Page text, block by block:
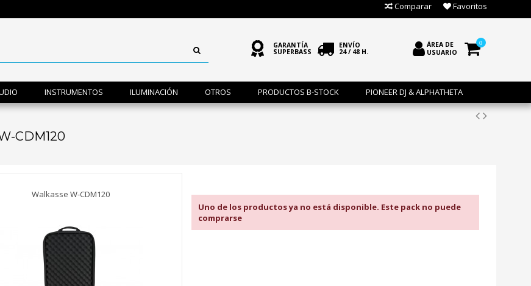
Comparar Favoritos
GARANTÍA
SUPERBASS
ENVÍO
24 / 48 H.
ÁREA DE
USUARIO
0
INSTRUMENTOS ILUMINACIÓN OTROS PRODUCTOS B-STOCK PIONEER DJ & ALPHATHETA
CDM120
Walkasse W-CDM120
Uno de los productos ya no está disponible. Este pack no puede
comprarse